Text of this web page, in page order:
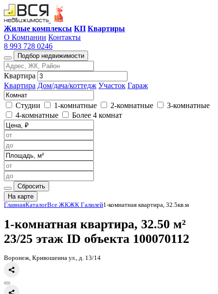
Жилые комплексы КП Квартиры
О Компании Контакты
8 993 728 0246
Подбор недвижимости
Квартира
Квартира Дом/дача/коттедж Участок Гараж
Студии 1-комнатные 2-комнатные
3-комнатные
4-комнатные
Более 4 комнат
Сбросить
На карте
Главная КаталогВсе ЖКЖК Галилей
1-комнатная квартира, 32.50